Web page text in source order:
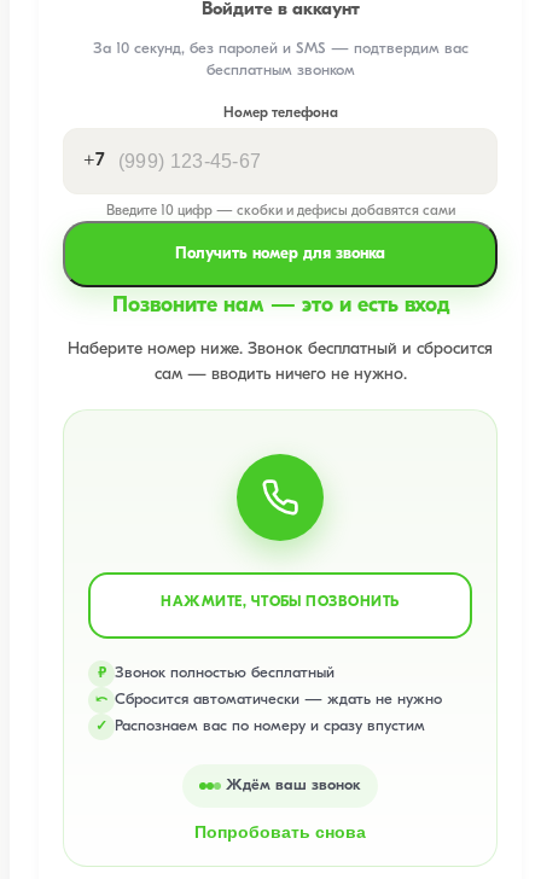
Войдите в аккаунт
За 10 секунд, без паролей и SMS — подтвердим вас
бесплатным звонком
Номер телефона
+7
Введите 10 цифр — скобки и дефисы добавятся сами
Получить номер для звонка
Позвоните нам — это и есть вход
Наберите номер ниже. Звонок бесплатный и сбросится
сам — вводить ничего не нужно.
НАЖМИТЕ, ЧТОБЫ ПОЗВОНИТЬ
₽ Звонок полностью бесплатный
⤺ Сбросится автоматически — ждать не нужно
✓ Распознаем вас по номеру и сразу впустим
Ждём ваш звонок
Попробовать снова